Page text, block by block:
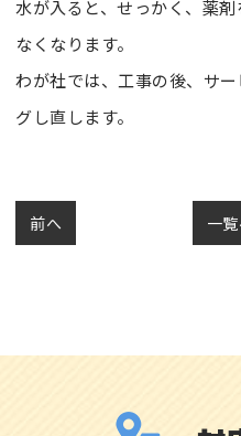
水が入ると、せっかく、薬
なくなります。
わが社では、工事の後、サ
グし直します。
前へ 一